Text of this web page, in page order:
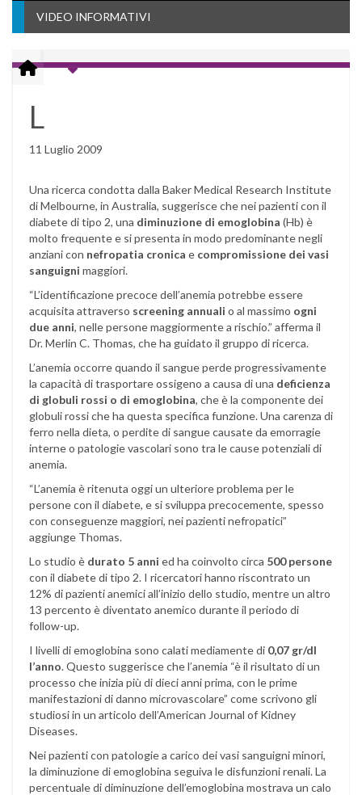
VIDEO INFORMATIVI
L
11 Luglio 2009
Una ricerca condotta dalla Baker Medical Research Institute
di Melbourne, in Australia, suggerisce che nei pazienti con il
diabete di tipo 2, una diminuzione di emoglobina (Hb) è
molto frequente e si presenta in modo predominante negli
anziani con nefropatia cronica e compromissione dei vasi
sanguigni maggiori.
“L’identificazione precoce dell’anemia potrebbe essere
acquisita attraverso screening annuali o al massimo ogni
due anni, nelle persone maggiormente a rischio.” afferma il
Dr. Merlin C. Thomas, che ha guidato il gruppo di ricerca.
L’anemia occorre quando il sangue perde progressivamente
la capacità di trasportare ossigeno a causa di una deficienza
di globuli rossi o di emoglobina, che è la componente dei
globuli rossi che ha questa specifica funzione. Una carenza di
ferro nella dieta, o perdite di sangue causate da emorragie
interne o patologie vascolari sono tra le cause potenziali di
anemia.
“L’anemia è ritenuta oggi un ulteriore problema per le
persone con il diabete, e si sviluppa precocemente, spesso
con conseguenze maggiori, nei pazienti nefropatici”
aggiunge Thomas.
Lo studio è durato 5 anni ed ha coinvolto circa 500 persone
con il diabete di tipo 2. I ricercatori hanno riscontrato un
12% di pazienti anemici all’inizio dello studio, mentre un altro
13 percento è diventato anemico durante il periodo di
follow-up.
I livelli di emoglobina sono calati mediamente di 0,07 gr/dl
l’anno. Questo suggerisce che l’anemia “è il risultato di un
processo che inizia più di dieci anni prima, con le prime
manifestazioni di danno microvascolare” come scrivono gli
studiosi in un articolo dell’American Journal of Kidney
Diseases.
Nei pazienti con patologie a carico dei vasi sanguigni minori,
la diminuzione di emoglobina seguiva le disfunzioni renali. La
percentuale di diminuzione dell’emoglobina mostrava un calo